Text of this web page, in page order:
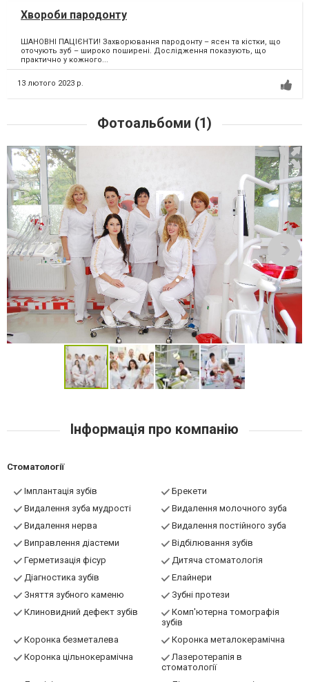
Хвороби пародонту
ШАНОВНІ ПАЦІЄНТИ! Захворювання пародонту – ясен та кістки, що
оточують зуб – широко поширені. Дослідження показують, що
практично у кожного...
13 лютого 2023 р.
Фотоальбоми (1)
Інформація про компанію
Стоматології
Імплантація зубів
Брекети
Видалення зуба мудрості
Видалення молочного зуба
Видалення нерва
Видалення постійного зуба
Виправлення діастеми
Відбілювання зубів
Герметизація фісур
Дитяча стоматологія
Діагностика зубів
Елайнери
Зняття зубного каменю
Зубні протези
Клиновидний дефект зубів
Комп'ютерна томографія
зубів
Коронка безметалева
Коронка металокерамічна
Коронка цільнокерамічна
Лазеротерапія в
стоматології